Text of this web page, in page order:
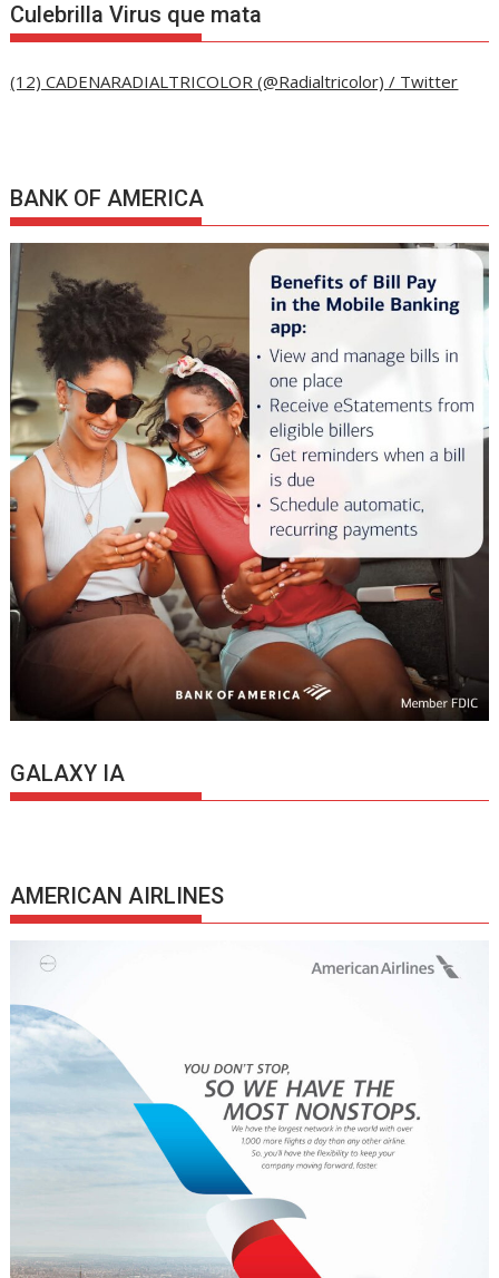
Culebrilla Virus que mata
(12) CADENARADIALTRICOLOR (@Radialtricolor) / Twitter
BANK OF AMERICA
GALAXY IA
AMERICAN AIRLINES